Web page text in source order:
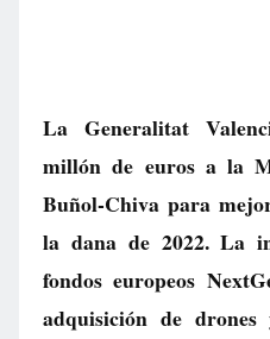
La Generalitat
millón de euros a la
Buñol-Chiva para
la dana de 2022. La
fondos europeos
adquisición de